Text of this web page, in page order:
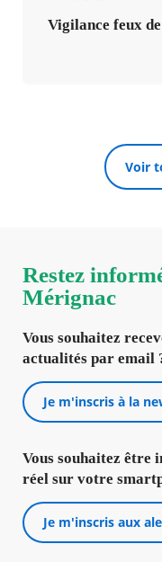
Vigilance feux
Voir
Restez
Mérignac
Vous souhaitez
actualités par email
Je m'inscris à la
Vous souhaitez être
réel sur votre
Je m'inscris aux